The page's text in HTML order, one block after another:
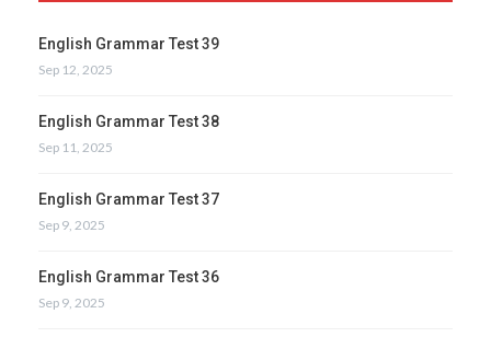
English Grammar Test 39
Sep 12, 2025
English Grammar Test 38
Sep 11, 2025
English Grammar Test 37
Sep 9, 2025
English Grammar Test 36
Sep 9, 2025